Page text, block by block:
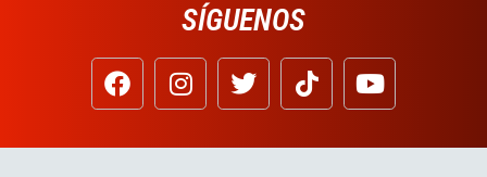
SÍGUENOS